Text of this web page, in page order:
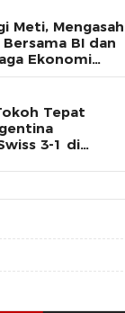
Meti, Mengasah
BI dan
Ekonomi
Tepat
3-1 di